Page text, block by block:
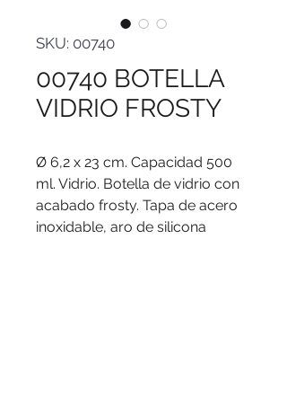
SKU: 00740
00740 BOTELLA
VIDRIO FROSTY
Ø 6,2 x 23 cm. Capacidad 500
ml. Vidrio. Botella de vidrio con
acabado frosty. Tapa de acero
inoxidable, aro de silicona